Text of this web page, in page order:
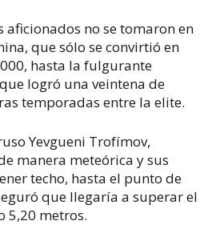
aficionados no se tomaron en
que sólo se convirtió en
hasta la fulgurante
logró una veintena de
temporadas entre la elite.
Yevgueni Trofímov,
manera meteórica y sus
techo, hasta el punto de
que llegaría a superar el
5,20 metros.